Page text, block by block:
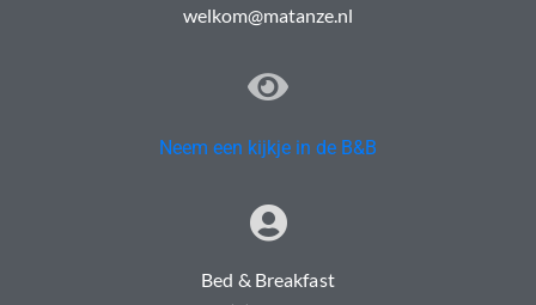
welkom@matanze.nl
Neem een kijkje in de B&B
Bed & Breakfast